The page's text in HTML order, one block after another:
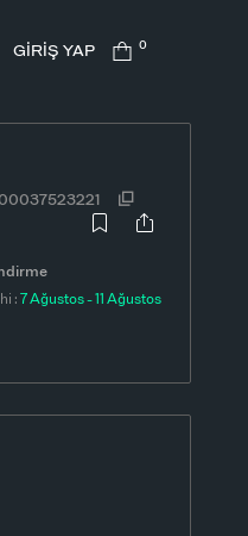
GİRİŞ YAP 0
:7 Ağustos - 11 Ağustos